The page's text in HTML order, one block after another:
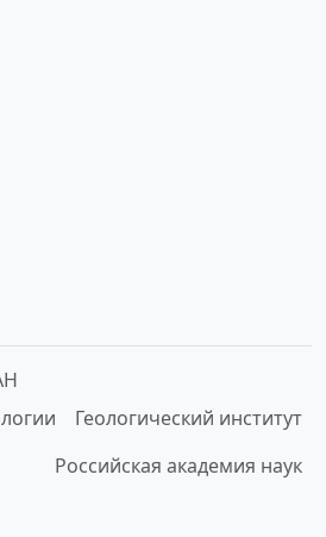
Геологический институт
Российская академия наук